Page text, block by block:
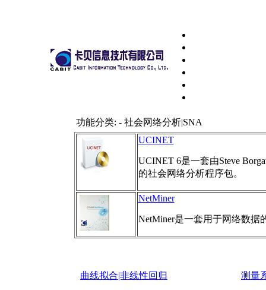
功能分类: - 社会网络分析|SNA
UCINET
UCINET 6是一套由Steve
的社会网络分析程序包。
NetMiner
NetMiner是一套用于网络数据
曲线拟合|非线性回归 测量